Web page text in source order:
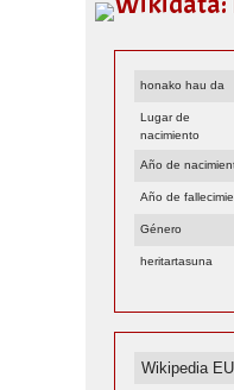
honako hau da
Lugar de
nacimiento
Año de
Año de
Género
heritartasuna
Wikipedia EU